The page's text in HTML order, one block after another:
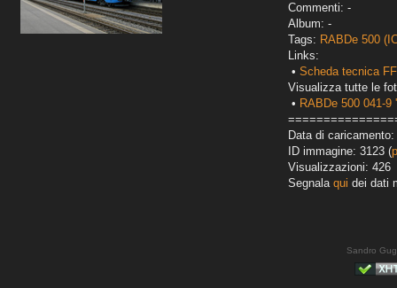
Commenti: -
Album: -
Tags: RABDe 500
Links:
• Scheda tecnica
Visualizza tutte le
• RABDe 500 041-9
Data di
ID immagine: 3123 (
Visualizzazioni: 426
Segnala qui dei dati
Sandro